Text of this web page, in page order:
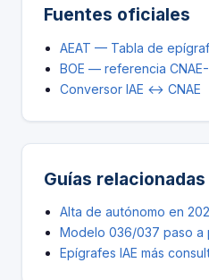
Fuentes oficiales
AEAT — Tabla de
BOE — referencia
Conversor IAE ↔ CNAE
Guías relacionadas
Alta de autónomo en
Modelo 036/037 paso a
Epígrafes IAE más